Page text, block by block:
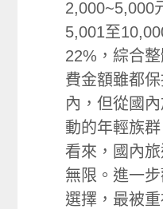
2,000~5,000
5,001至
22%，綜合
費金額雖都
內，但從國
動的年輕族
看來，國內
無限。進一
選擇，最被